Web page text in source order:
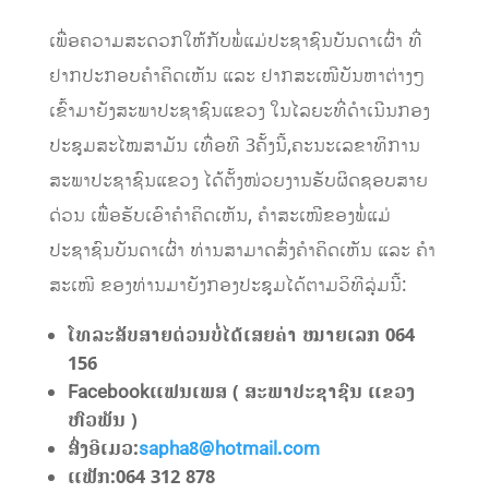
ເພື່ອຄວາມສະດວກໃຫ້ກັບພໍ່ແມ່ປະຊາຊົນບັນດາເຜົ່າ ທີ່
ຢາກປະກອບຄຳຄິດເຫັນ ແລະ ຢາກສະເໜີບັນຫາຕ່າງໆ
ເຂົ້າມາຍັງສະພາປະຊາຊົນແຂວງ ໃນໄລຍະທີ່ດຳເນີນກອງ
ປະຊຸມສະໄໝສາມັນ ເທື່ອທີ 3ຄັ້ງນີ້,ຄະນະເລຂາທິການ
ສະພາປະຊາຊົນແຂວງ ໄດ້ຕັ້ງໜ່ວຍງານຮັບຜິດຊອບສາຍ
ດ່ວນ ເພື່ອຮັບເອົາຄຳຄິດເຫັນ, ຄໍາສະເໜີຂອງພໍ່ແມ່
ປະຊາຊົນບັນດາເຜົ່າ ທ່ານສາມາດສົ່ງຄຳຄິດເຫັນ ແລະ ຄຳ
ສະເໜີ ຂອງທ່ານມາຍັງກອງປະຊຸມໄດ້ຕາມວິທີລຸ່ມນີ້:
ໂທລະສັບສາຍດ່ວນບໍ່ໄດ້ເສຍຄ່າ ໝາຍເລກ 064
156
Facebookແຟນເພສ ( ສະພາປະຊາຊົນ ແຂວງ
ຫົວພັນ )
ສົ່ງອີເມວ:sapha8@hotmail.com
ແຟັກ:064 312 878